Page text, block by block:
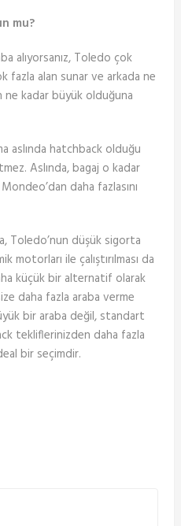
mu?
alıyorsanız, Toledo çok
fazla alan sunar ve arkada ne
ne kadar büyük olduğuna
aslında hatchback olduğu
Aslında, bagaj o kadar
daha fazlasını
Toledo’nun düşük sigorta
ile çalıştırılması da
küçük bir alternatif olarak
daha fazla araba verme
bir araba değil, standart
tekliflerinizden daha fazla
bir seçimdir.